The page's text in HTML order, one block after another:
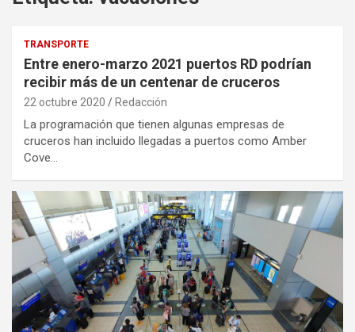
TRANSPORTE
Entre enero-marzo 2021 puertos RD podrían
recibir más de un centenar de cruceros
22 octubre 2020 Redacción
La programación que tienen algunas empresas de
cruceros han incluido llegadas a puertos como Amber
Cove…